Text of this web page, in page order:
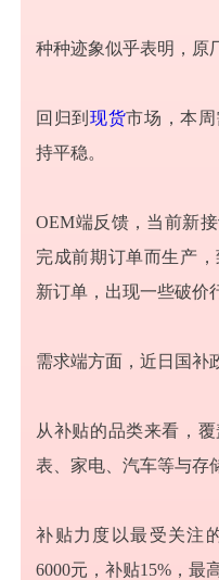
种种迹象似乎表明，原
回归到 现货市场，本
持平稳。
OEM端反馈，当前新
完成前期订单而生产
新订单，出现一些破价
需求端方面，近日国补
从补贴的品类来看，
表、家电、汽车等与存
补贴力度以最受关注
6000元，补贴15%，最